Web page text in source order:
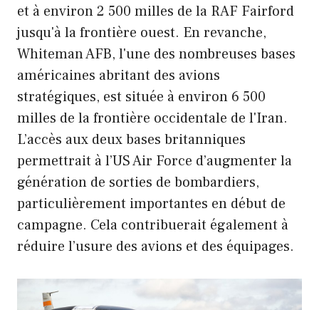
et à environ 2 500 milles de la RAF Fairford
jusqu'à la frontière ouest. En revanche,
Whiteman AFB, l'une des nombreuses bases
américaines abritant des avions
stratégiques, est située à environ 6 500
milles de la frontière occidentale de l'Iran.
L’accès aux deux bases britanniques
permettrait à l’US Air Force d’augmenter la
génération de sorties de bombardiers,
particulièrement importantes en début de
campagne. Cela contribuerait également à
réduire l’usure des avions et des équipages.